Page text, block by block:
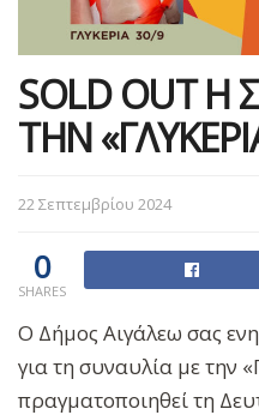
SOLD OUT Η
ΤΗΝ
22 Σεπτεμβρίου 2024
0
SHARES
Ο Δήμος Αιγάλεω σας
για τη συναυλία με την
πραγματοποιηθεί τη